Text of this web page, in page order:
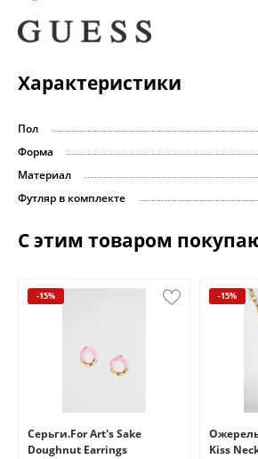
Характеристики
Пол
Форма
Материал
Футляр в комплекте
С этим товаром
-15%
Серьги.For Art's Sake
Doughnut Earrings
-15%
Kiss